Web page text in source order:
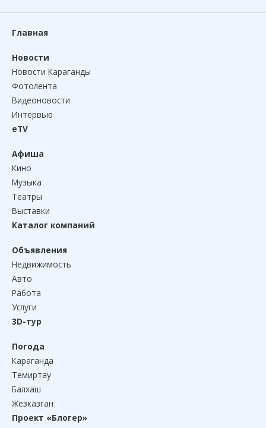
Главная
Новости
Новости Караганды
Фотолента
Видеоновости
Интервью
eTV
Афиша
Кино
Музыка
Театры
Выставки
Каталог компаний
Объявления
Недвижимость
Авто
Работа
Услуги
3D-тур
Погода
Караганда
Темиртау
Балхаш
Жезказган
Проект «Блогер»